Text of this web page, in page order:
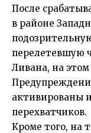
После
в районе
перелетевшую
Ливана, на
активированы
перехватчиков.
Кроме того, на